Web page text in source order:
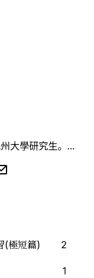
大學研究生。喜
最快的兩足動
(極短篇) 2
1